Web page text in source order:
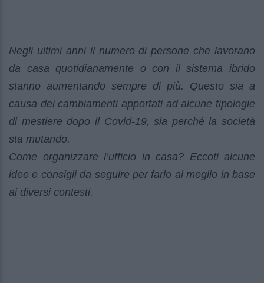
Negli ultimi anni il numero di persone che lavorano
da casa quotidianamente o con il sistema ibrido
stanno aumentando sempre di più. Questo sia a
causa dei cambiamenti apportati ad alcune tipologie
di mestiere dopo il Covid-19, sia perché la società
sta mutando.
Come organizzare l’ufficio in casa? Eccoti alcune
idee e consigli da seguire per farlo al meglio in base
ai diversi contesti.